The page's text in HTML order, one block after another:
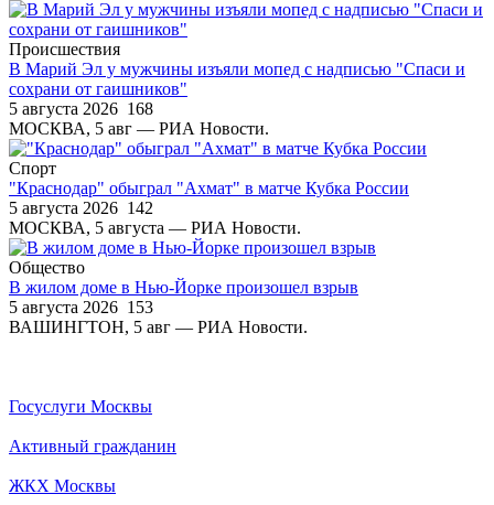
Происшествия
В Марий Эл у мужчины изъяли мопед с надписью "Спаси и
сохрани от гаишников"
5 августа 2026 168
МОСКВА, 5 авг — РИА Новости.
Спорт
"Краснодар" обыграл "Ахмат" в матче Кубка России
5 августа 2026 142
МОСКВА, 5 августа — РИА Новости.
Общество
В жилом доме в Нью-Йорке произошел взрыв
5 августа 2026 153
ВАШИНГТОН, 5 авг — РИА Новости.
Госуслуги Москвы
Активный гражданин
ЖКХ Москвы